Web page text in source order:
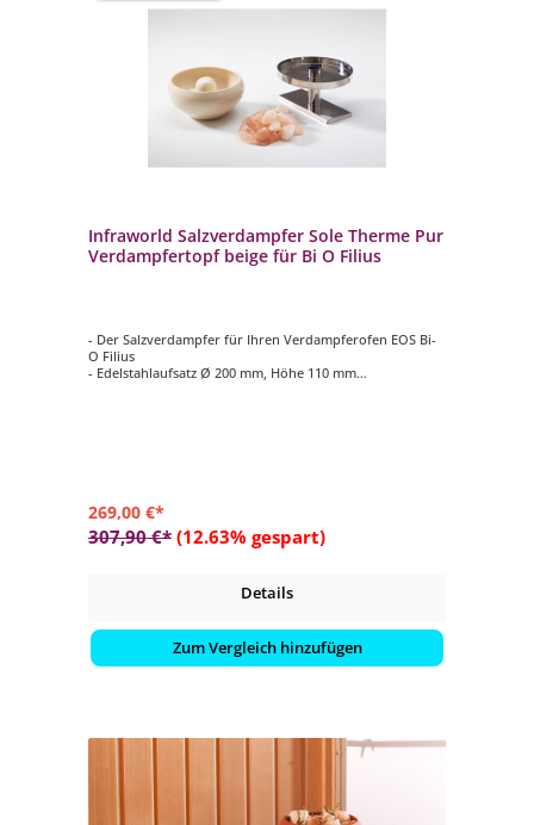
Infraworld Salzverdampfer Sole Therme Pur
Verdampfertopf beige für Bi O Filius
- Der Salzverdampfer für Ihren Verdampferofen EOS Bi-
O Filius
- Edelstahlaufsatz Ø 200 mm, Höhe 110 mm
269,00 €*
307,90 €* (12.63% gespart)
Details
Zum Vergleich hinzufügen